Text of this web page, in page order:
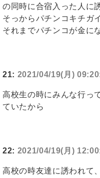
の同時に合宿入った人に
そっからパチンコキチガ
それまでパチンコが金に
21: 2021/04/19(月)
高校生の時にみんな行っ
ていたから
22: 2021/04/19(月)
高校の時友達に誘われて